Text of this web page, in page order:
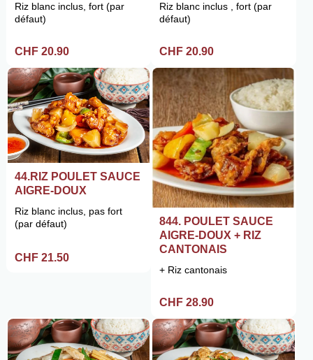
Riz blanc inclus, fort (par
défaut)
CHF 20.90
Riz blanc inclus , fort (par
défaut)
CHF 20.90
44.RIZ POULET SAUCE
AIGRE-DOUX
Riz blanc inclus, pas fort
(par défaut)
CHF 21.50
844. POULET SAUCE
AIGRE-DOUX + RIZ
CANTONAIS
+ Riz cantonais
CHF 28.90